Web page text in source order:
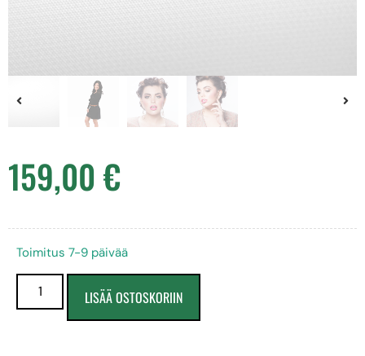
159,00€
Toimitus 7-9 päivää
LISÄÄ OSTOSKORIIN